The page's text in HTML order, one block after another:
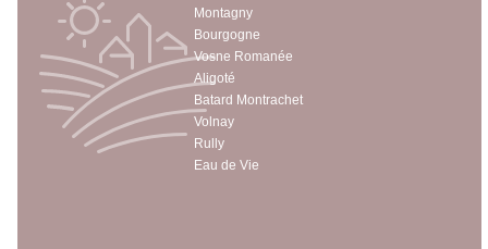
Montagny
Bourgogne
Vosne Romanée
Aligoté
Batard Montrachet
Volnay
Rully
Eau de Vie